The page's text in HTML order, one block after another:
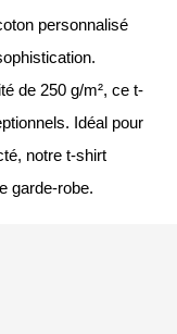
personnalisé
de 250 g/m², ce t-
Idéal pour
notre t-shirt
garde-robe.